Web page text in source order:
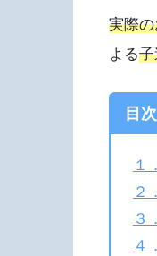
実際
よる
目次
１
２
３
４